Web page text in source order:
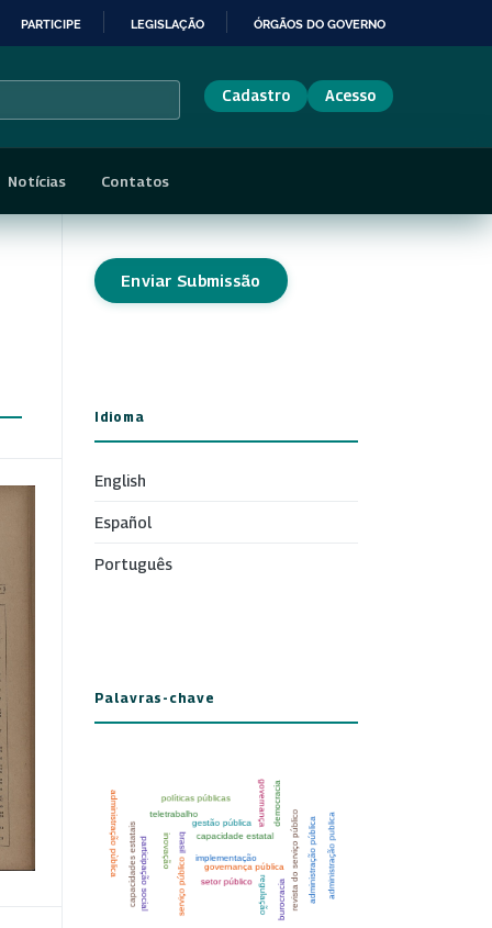
PARTICIPE LEGISLAÇÃO ÓRGÃOS DO GOVERNO
Cadastro Acesso
Notícias Contatos
Enviar Submissão
Idioma
English
Español
Português
Palavras-chave